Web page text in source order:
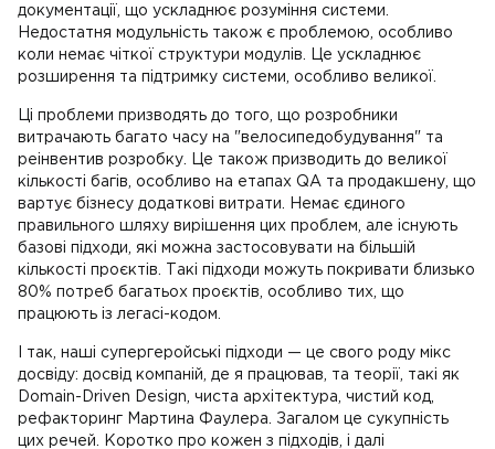
документації, що ускладнює розуміння системи.
Недостатня модульність також є проблемою, особливо
коли немає чіткої структури модулів. Це ускладнює
розширення та підтримку системи, особливо великої.
Ці проблеми призводять до того, що розробники
витрачають багато часу на "велосипедобудування" та
реінвентив розробку. Це також призводить до великої
кількості багів, особливо на етапах QA та продакшену, що
вартує бізнесу додаткові витрати. Немає єдиного
правильного шляху вирішення цих проблем, але існують
базові підходи, які можна застосовувати на більшій
кількості проєктів. Такі підходи можуть покривати близько
80% потреб багатьох проєктів, особливо тих, що
працюють із легасі-кодом.
І так, наші супергеройські підходи — це свого роду мікс
досвіду: досвід компаній, де я працював, та теорії, такі як
Domain-Driven Design, чиста архітектура, чистий код,
рефакторинг Мартина Фаулера. Загалом це сукупність
цих речей. Коротко про кожен з підходів, і далі